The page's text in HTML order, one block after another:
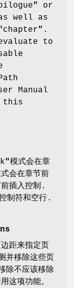
"
or
well as
chapter" .
to
Manual
this
"模式会在章
会在章节前
插入控制.
制符和空行.
距来指定页
移除这些页
不应该移除
这项功能。